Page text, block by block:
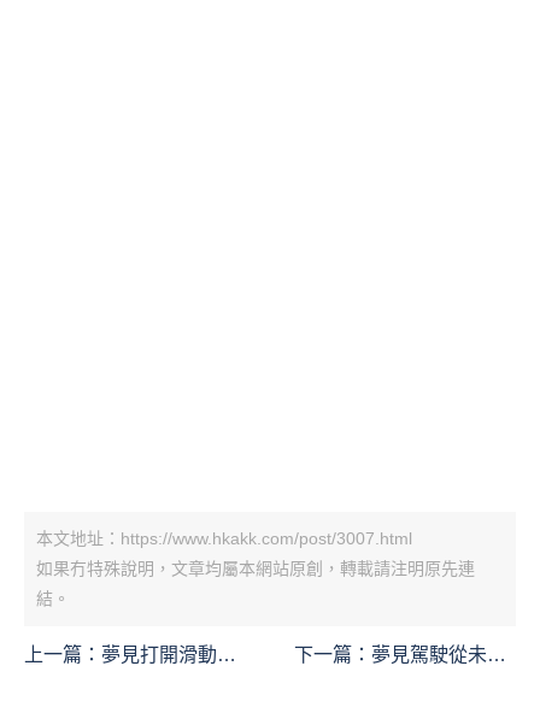
本文地址：https://www.hkakk.com/post/3007.html
如果冇特殊說明，文章均屬本網站原創，轉載請注明原先連
結。
上一篇： 夢見打開滑動
下一篇： 夢見駕駛從未開